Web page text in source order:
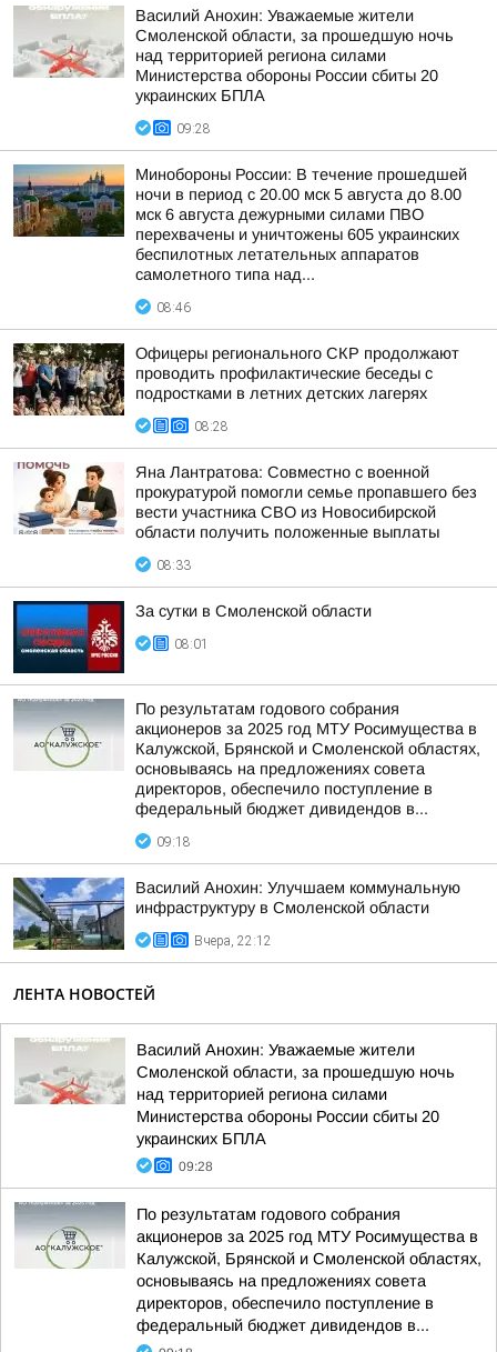
Василий Анохин: Уважаемые жители
Смоленской области, за прошедшую ночь
над территорией региона силами
Министерства обороны России сбиты 20
украинских БПЛА
09:28
Минобороны России: В течение прошедшей
ночи в период с 20.00 мск 5 августа до 8.00
мск 6 августа дежурными силами ПВО
перехвачены и уничтожены 605 украинских
беспилотных летательных аппаратов
самолетного типа над...
08:46
Офицеры регионального СКР продолжают
проводить профилактические беседы с
подростками в летних детских лагерях
08:28
Яна Лантратова: Совместно с военной
прокуратурой помогли семье пропавшего без
вести участника СВО из Новосибирской
области получить положенные выплаты
08:33
За сутки в Смоленской области
08:01
По результатам годового собрания
акционеров за 2025 год МТУ Росимущества в
Калужской, Брянской и Смоленской областях,
основываясь на предложениях совета
директоров, обеспечило поступление в
федеральный бюджет дивидендов в...
09:18
Василий Анохин: Улучшаем коммунальную
инфраструктуру в Смоленской области
Вчера, 22:12
ЛЕНТА НОВОСТЕЙ
Василий Анохин: Уважаемые жители
Смоленской области, за прошедшую ночь
над территорией региона силами
Министерства обороны России сбиты 20
украинских БПЛА
09:28
По результатам годового собрания
акционеров за 2025 год МТУ Росимущества в
Калужской, Брянской и Смоленской областях,
основываясь на предложениях совета
директоров, обеспечило поступление в
федеральный бюджет дивидендов в...